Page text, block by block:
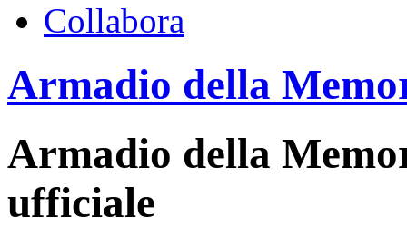
Collabora
Armadio della
Armadio della
ufficiale